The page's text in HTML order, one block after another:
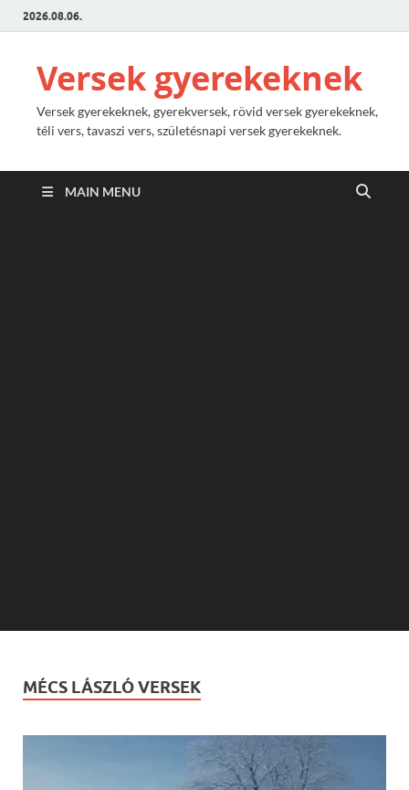
2026.08.06.
Versek gyerekeknek
Versek gyerekeknek, gyerekversek, rövid versek gyerekeknek,
téli vers, tavaszi vers, születésnapi versek gyerekeknek.
MAIN MENU
MÉCS LÁSZLÓ VERSEK